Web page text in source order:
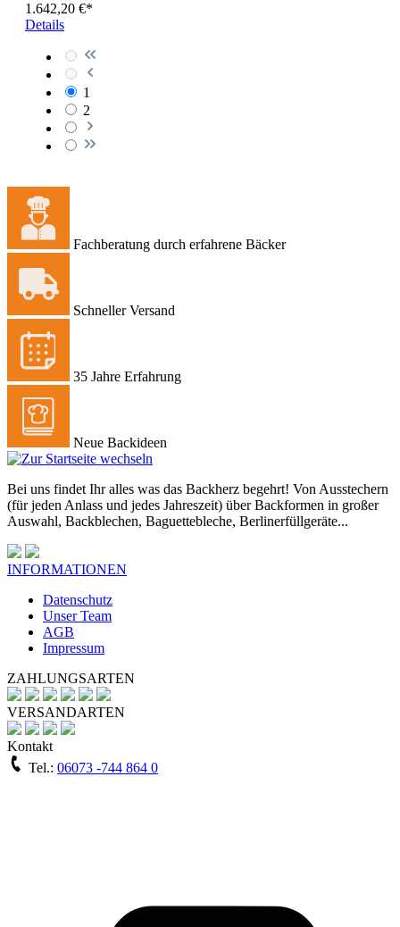
1.642,20 €*
Details
1
2
Fachberatung durch erfahrene Bäcker
Schneller Versand
35 Jahre Erfahrung
Neue Backideen
Bei uns findet Ihr alles was das Backherz begehrt! Von Ausstechern
(für jeden Anlass und jedes Jahreszeit) über Backformen in großer
Auswahl, Backblechen, Baguettebleche, Berlinerfüllgeräte...
INFORMATIONEN
Datenschutz
Unser Team
AGB
Impressum
ZAHLUNGSARTEN
VERSANDARTEN
Kontakt
Tel.: 06073 -744 864 0